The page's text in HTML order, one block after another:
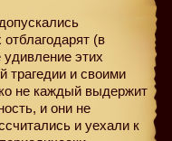
(в
удивление этих
трагедии и своими
не каждый выдержит
и они не
и уехали к